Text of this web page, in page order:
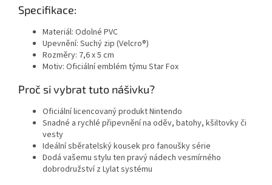
Specifikace:
Materiál: Odolné PVC
Upevnění: Suchý zip (Velcro®)
Rozměry: 7,6 x 5 cm
Motiv: Oficiální emblém týmu Star Fox
Proč si vybrat tuto nášivku?
Oficiální licencovaný produkt Nintendo
Snadné a rychlé připevnění na oděv, batohy, kšiltovky či
vesty
Ideální sběratelský kousek pro fanoušky série
Dodá vašemu stylu ten pravý nádech vesmírného
dobrodružství z Lylat systému